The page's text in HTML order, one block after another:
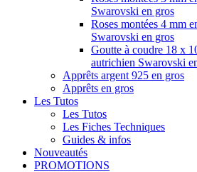
Swarovski en gros
Roses montées 4 mm
Swarovski en gros
Goutte à coudre 18 x
autrichien Swarovski
Apprêts argent 925 en gros
Apprêts en gros
Les Tutos
Les Tutos
Les Fiches Techniques
Guides & infos
Nouveautés
PROMOTIONS